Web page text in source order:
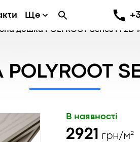
Ще
дошка POLYROOT Series M 2D
В наявності
2921 грн/м²